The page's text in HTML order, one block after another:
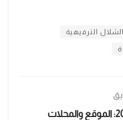
الترفيهية
شارع قابل جدة لعام 2025: الموقع والمحلات